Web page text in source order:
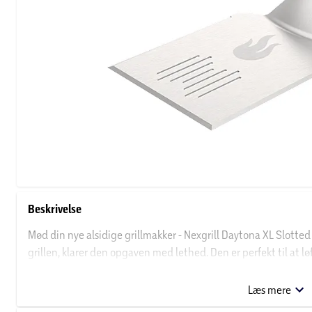
Beskrivelse
Mød din nye alsidige grillmakker - Nexgrill Daytona XL
grillen, klarer den opgaven med lethed. Den er perfekt til at
gør det nemt at hakke under tilberedningen, så du kan tilføje
slidstærkt rustfrit stål. Når du er færdig med madlavningen,
Læs mere